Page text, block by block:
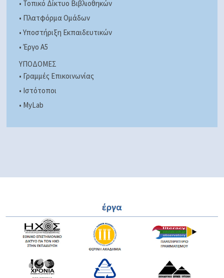
• Τοπικό Δίκτυο Βιβλιοθηκών
• Πλατφόρμα Ομάδων
• Υποστήριξη Εκπαιδευτικών
• Έργο A5
ΥΠΟΔΟΜΕΣ
• Γραμμές Επικοινωνίας
• Ιστότοποι
• MyLab